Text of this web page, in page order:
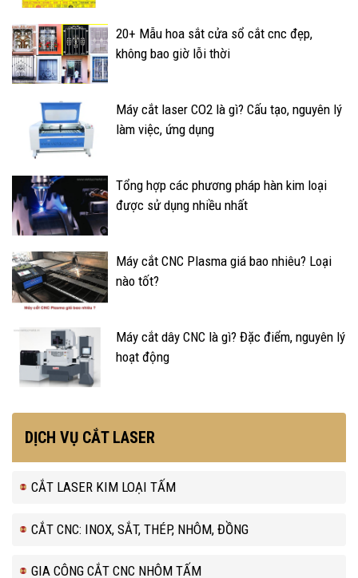
20+ Mẫu hoa sắt cửa sổ cắt cnc đẹp,
không bao giờ lỗi thời
Máy cắt laser CO2 là gì? Cấu tạo, nguyên lý
làm việc, ứng dụng
Tổng hợp các phương pháp hàn kim loại
được sử dụng nhiều nhất
Máy cắt CNC Plasma giá bao nhiêu? Loại
nào tốt?
Máy cắt dây CNC là gì? Đặc điểm, nguyên lý
hoạt động
DỊCH VỤ CẮT LASER
CẮT LASER KIM LOẠI TẤM
CẮT CNC: INOX, SẮT, THÉP, NHÔM, ĐỒNG
GIA CÔNG CẮT CNC NHÔM TẤM